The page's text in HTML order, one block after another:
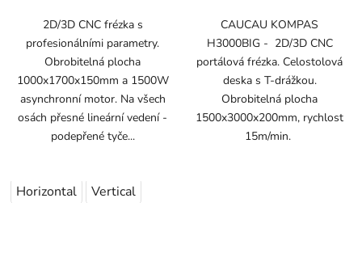
2D/3D CNC frézka s
profesionálními parametry.
Obrobitelná plocha
1000x1700x150mm a 1500W
asynchronní motor. Na všech
osách přesné lineární vedení -
podepřené tyče...
Horizontal Vertical
CAUCAU KOMPAS
H3000BIG - 2D/3D CNC
portálová frézka. Celostolová
deska s T-drážkou.
Obrobitelná plocha
1500x3000x200mm, rychlost
15m/min.